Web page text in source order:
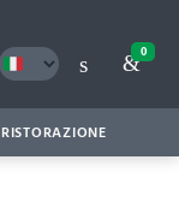
0
RISTORAZIONE